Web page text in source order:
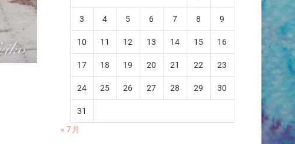
3 4 5 6 7 8 9
10 11 12 13 14 15 16
17 18 19 20 21 22 23
24 25 26 27 28 29 30
31
« 7月